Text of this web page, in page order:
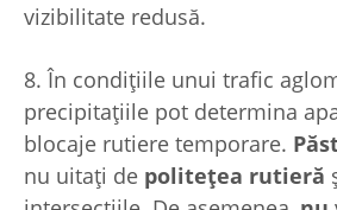
vizibilitate redusă.
8. În condiţiile unui trafic
precipitaţiile pot determina
blocaje rutiere temporare.
nu uitaţi de politeţea rutieră